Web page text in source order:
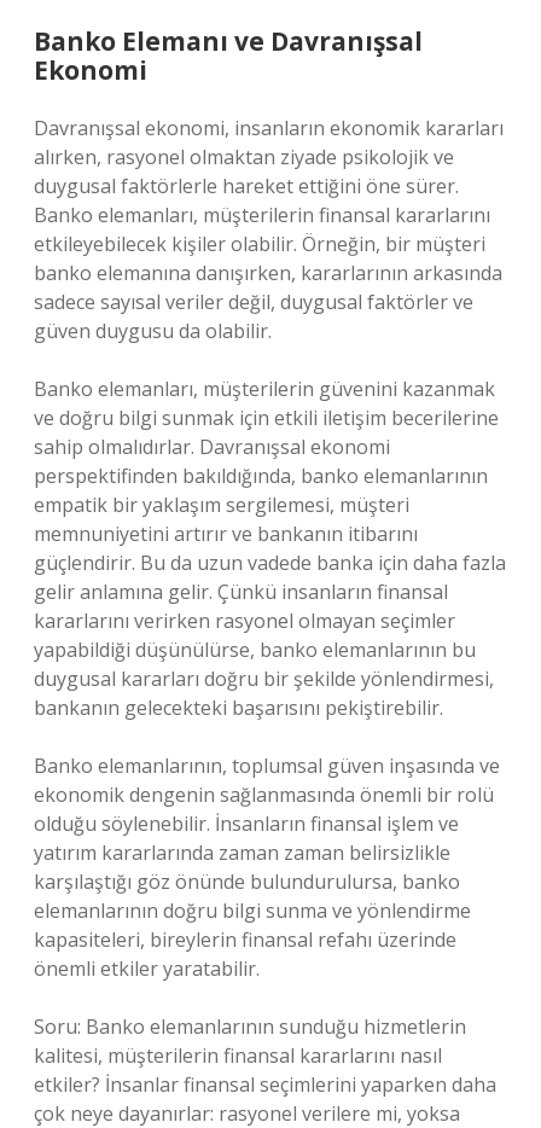
Banko Elemanı ve Davranışsal
Ekonomi
Davranışsal ekonomi, insanların ekonomik kararları
alırken, rasyonel olmaktan ziyade psikolojik ve
duygusal faktörlerle hareket ettiğini öne sürer.
Banko elemanları, müşterilerin finansal kararlarını
etkileyebilecek kişiler olabilir. Örneğin, bir müşteri
banko elemanına danışırken, kararlarının arkasında
sadece sayısal veriler değil, duygusal faktörler ve
güven duygusu da olabilir.
Banko elemanları, müşterilerin güvenini kazanmak
ve doğru bilgi sunmak için etkili iletişim becerilerine
sahip olmalıdırlar. Davranışsal ekonomi
perspektifinden bakıldığında, banko elemanlarının
empatik bir yaklaşım sergilemesi, müşteri
memnuniyetini artırır ve bankanın itibarını
güçlendirir. Bu da uzun vadede banka için daha fazla
gelir anlamına gelir. Çünkü insanların finansal
kararlarını verirken rasyonel olmayan seçimler
yapabildiği düşünülürse, banko elemanlarının bu
duygusal kararları doğru bir şekilde yönlendirmesi,
bankanın gelecekteki başarısını pekiştirebilir.
Banko elemanlarının, toplumsal güven inşasında ve
ekonomik dengenin sağlanmasında önemli bir rolü
olduğu söylenebilir. İnsanların finansal işlem ve
yatırım kararlarında zaman zaman belirsizlikle
karşılaştığı göz önünde bulundurulursa, banko
elemanlarının doğru bilgi sunma ve yönlendirme
kapasiteleri, bireylerin finansal refahı üzerinde
önemli etkiler yaratabilir.
Soru: Banko elemanlarının sunduğu hizmetlerin
kalitesi, müşterilerin finansal kararlarını nasıl
etkiler? İnsanlar finansal seçimlerini yaparken daha
çok neye dayanırlar: rasyonel verilere mi, yoksa